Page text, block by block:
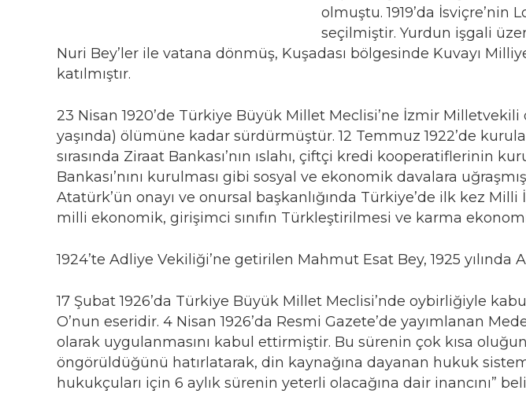
olmuştu. 1919’da
seçilmiştir. Yurdun işgali
Nuri Bey’ler ile vatana dönmüş, Kuşadası bölgesinde Kuvayı
katılmıştır.
23 Nisan 1920’de Türkiye Büyük Millet Meclisi’ne İzmir
yaşında) ölümüne kadar sürdürmüştür. 12 Temmuz 1922’de
sırasında Ziraat Bankası’nın ıslahı, çiftçi kredi kooperatiflerinin
Bankası’nını kurulması gibi sosyal ve ekonomik davalara
Atatürk’ün onayı ve onursal başkanlığında Türkiye’de ilk kez
milli ekonomik, girişimci sınıfın Türkleştirilmesi ve karma
1924’te Adliye Vekiliği’ne getirilen Mahmut Esat Bey, 1925
17 Şubat 1926’da Türkiye Büyük Millet Meclisi’nde oybirliğiyle
O’nun eseridir. 4 Nisan 1926’da Resmi Gazete’de yayımlanan
olarak uygulanmasını kabul ettirmiştir. Bu sürenin çok kısa
öngörüldüğünü hatırlatarak, din kaynağına dayanan hukuk
hukukçuları için 6 aylık sürenin yeterli olacağına dair inancını”